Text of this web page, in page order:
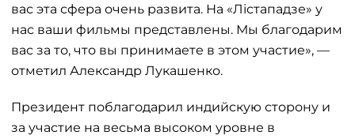
вас эта сфера очень развита. На «Лістападзе» у
нас ваши фильмы представлены. Мы благодарим
вас за то, что вы принимаете в этом участие», —
отметил Александр Лукашенко.
Президент поблагодарил индийскую сторону и
за участие на весьма высоком уровне в